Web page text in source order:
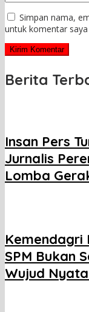
Simpan nama,
untuk komentar
Berita
Insan Pers
Jurnalis
Lomba
Kemendagri
SPM Bukan
Wujud